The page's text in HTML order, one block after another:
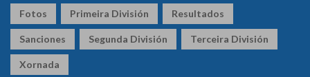
Fotos Primeira División Resultados
Sanciones Segunda División Terceira División
Xornada